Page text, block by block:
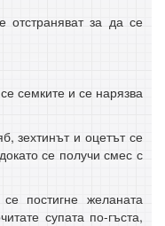
отстраняват за да се
семките и се нарязва
зехтинът и оцетът се
се получи смес с
постигне желаната
супата по-гъста,